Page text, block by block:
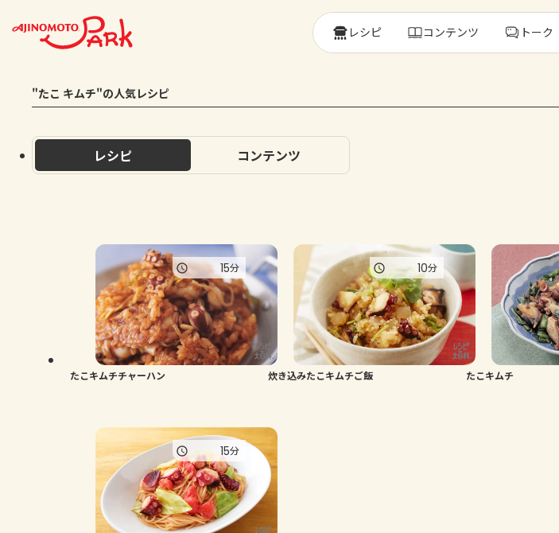
レシピ コンテンツ トーク
"たこ キムチ"の人気レシピ
レシピ コンテンツ
たこキムチチャーハン
15分
炊き込みたこキムチご飯
10分
たこキムチ
15分